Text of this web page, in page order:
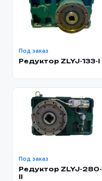
Под заказ
Редуктор ZLYJ-133-I
Под заказ
Редуктор ZLYJ-280-
ll